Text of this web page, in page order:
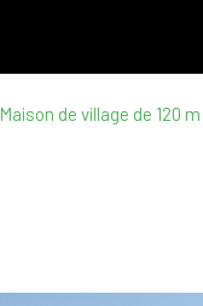
Maison de village de 120